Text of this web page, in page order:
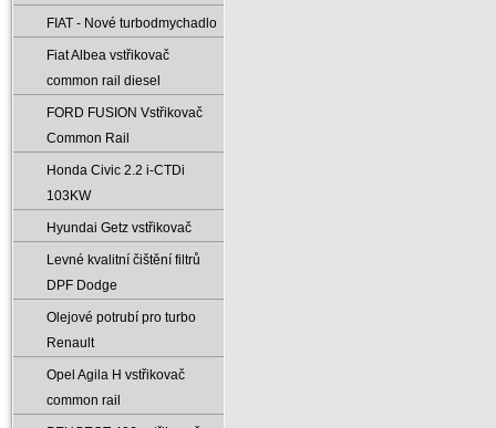
FIAT - Nové turbodmychadlo
Fiat Albea vstřikovač
common rail diesel
FORD FUSION Vstřikovač
Common Rail
Honda Civic 2.2 i-CTDi
103KW
Hyundai Getz vstřikovač
Levné kvalitní čištění filtrů
DPF Dodge
Olejové potrubí pro turbo
Renault
Opel Agila H vstřikovač
common rail